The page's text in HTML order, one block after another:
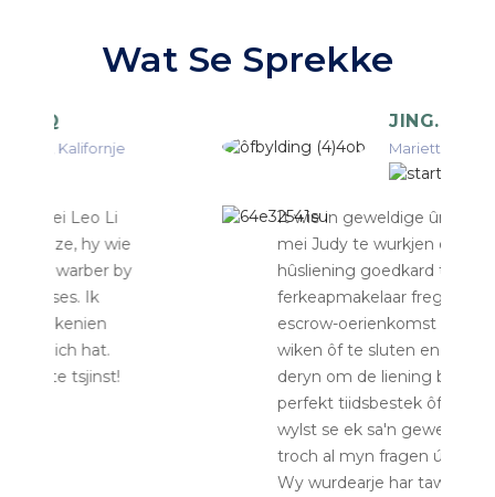
Wat Se Sprekke
Marietta, GA
It wie in geweldige ûnderfining om
mei Judy te wurkjen om myn
hûsliening goedkard te krijen. De
ferkeapmakelaar frege om de
escrow-oerienkomst binnen trije
wiken ôf te sluten en se slagge
deryn om de liening binnen in
perfekt tiidsbestek ôf te rûnjen,
wylst se ek sa'n geweldich wurk die
troch al myn fragen út te lizzen.
Wy wurdearje har tawijing om ús